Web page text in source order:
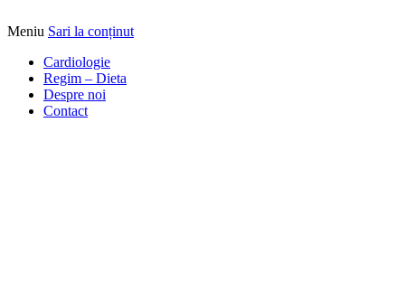
DrBendo.ro
Alimentatia sa iti fie medicatia
Meniu Sari la conținut
Cardiologie
Regim – Dieta
Despre noi
Contact